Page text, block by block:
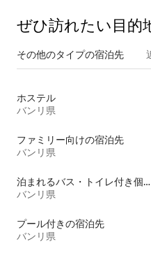
ぜひ訪⁠れ⁠た⁠い目⁠的⁠
その他のタ⁠イ⁠プ⁠の宿⁠泊⁠先
ホステル
バンリ県
ファミリー向けの宿泊先
バンリ県
泊まれるバス・トイレ付き個室
バンリ県
プール付きの宿泊先
バンリ県